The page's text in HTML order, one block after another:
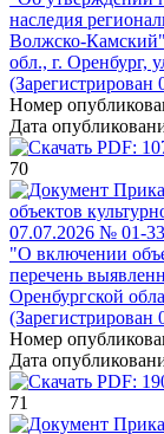
наследия
Волжско-
обл., г. Оренбург,
Номер
Дата
PDF:
70
объектов
07.07.2026 № 01-
"О включении
перечень
Оренбургской
Номер
Дата
PDF:
71